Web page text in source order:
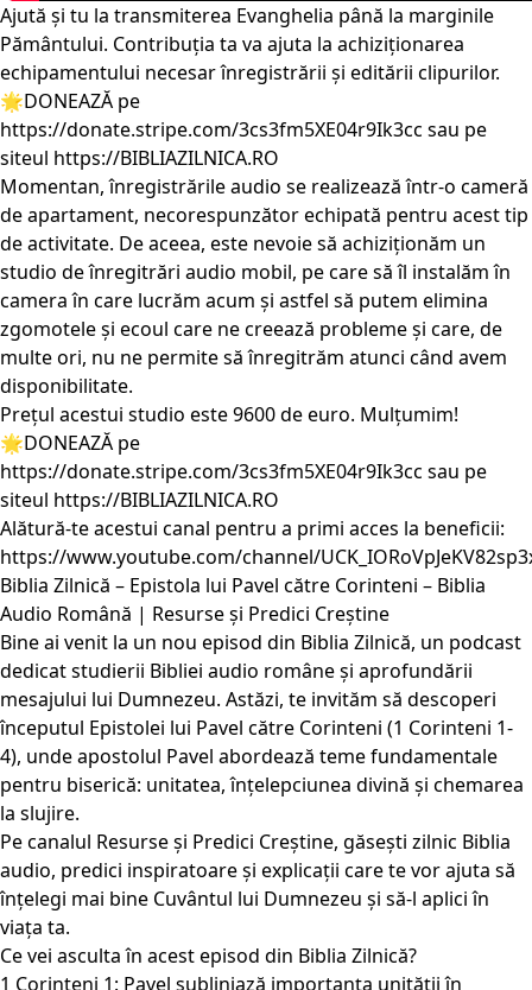
Ajută și tu la transmiterea Evanghelia până la marginile
Pământului. Contribuția ta va ajuta la achiziționarea
echipamentului necesar înregistrării și editării clipurilor.
🌟DONEAZĂ pe
https://donate.stripe.com/3cs3fm5XE04r9Ik3cc sau pe
siteul https://BIBLIAZILNICA.RO
Momentan, înregistrările audio se realizează într-o cameră
de apartament, necorespunzător echipată pentru acest tip
de activitate. De aceea, este nevoie să achiziționăm un
studio de înregitrări audio mobil, pe care să îl instalăm în
camera în care lucrăm acum și astfel să putem elimina
zgomotele și ecoul care ne creează probleme și care, de
multe ori, nu ne permite să înregitrăm atunci când avem
disponibilitate.
Prețul acestui studio este 9600 de euro. Mulțumim!
🌟DONEAZĂ pe
https://donate.stripe.com/3cs3fm5XE04r9Ik3cc sau pe
siteul https://BIBLIAZILNICA.RO
Alătură-te acestui canal pentru a primi acces la beneficii:
https://www.youtube.com/channel/
Biblia Zilnică – Epistola lui Pavel către Corinteni – Biblia
Audio Română | Resurse și Predici Creștine
Bine ai venit la un nou episod din Biblia Zilnică, un podcast
dedicat studierii Bibliei audio române și aprofundării
mesajului lui Dumnezeu. Astăzi, te invităm să descoperi
începutul Epistolei lui Pavel către Corinteni (1 Corinteni 1-
4), unde apostolul Pavel abordează teme fundamentale
pentru biserică: unitatea, înțelepciunea divină și chemarea
la slujire.
Pe canalul Resurse și Predici Creștine, găsești zilnic Biblia
audio, predici inspiratoare și explicații care te vor ajuta să
înțelegi mai bine Cuvântul lui Dumnezeu și să-l aplici în
viața ta.
Ce vei asculta în acest episod din Biblia Zilnică?
1 Corinteni 1: Pavel subliniază importanța unității în